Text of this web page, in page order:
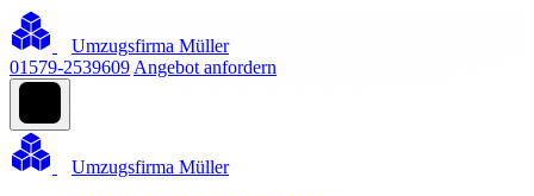
Umzugsfirma Müller
01579-2539609 Angebot anfordern
Umzugsfirma Müller